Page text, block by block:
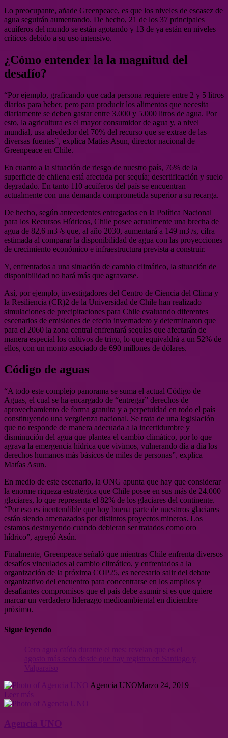
Lo preocupante, añade Greenpeace, es que los niveles de escasez de
agua seguirán aumentando. De hecho, 21 de los 37 principales
acuíferos del mundo se están agotando y 13 de ya están en niveles
críticos debido a su uso intensivo.
¿Cómo entender la la magnitud del
desafío?
“Por ejemplo, graficando que cada persona requiere entre 2 y 5 litros
diarios para beber, pero para producir los alimentos que necesita
diariamente se deben gastar entre 3.000 y 5.000 litros de agua. Por
esto, la agricultura es el mayor consumidor de agua y, a nivel
mundial, usa alrededor del 70% del recurso que se extrae de las
diversas fuentes”, explica Matías Asun, director nacional de
Greenpeace en Chile.
En cuanto a la situación de riesgo de nuestro país, 76% de la
superficie de chilena está afectada por sequía; desertificación y suelo
degradado. En tanto 110 acuíferos del país se encuentran
actualmente con una demanda comprometida superior a su recarga.
De hecho, según antecedentes entregados en la Política Nacional
para los Recursos Hídricos, Chile posee actualmente una brecha de
agua de 82,6 m3 /s que, al año 2030, aumentará a 149 m3 /s, cifra
estimada al comparar la disponibilidad de agua con las proyecciones
de crecimiento económico e infraestructura prevista a construir.
Y, enfrentados a una situación de cambio climático, la situación de
disponibilidad no hará más que agravarse.
Así, por ejemplo, investigadores del Centro de Ciencia del Clima y
la Resiliencia (CR)2 de la Universidad de Chile han realizado
simulaciones de precipitaciones para Chile evaluando diferentes
escenarios de emisiones de efecto invernadero y determinaron que
para el 2060 la zona central enfrentará sequías que afectarán de
manera especial los cultivos de trigo, lo que equivaldrá a un 52% de
ellos, con un monto asociado de 690 millones de dólares.
Código de aguas
“A todo este complejo panorama se suma el actual Código de
Aguas, el cual se ha encargado de “entregar” derechos de
aprovechamiento de forma gratuita y a perpetuidad en todo el país
constituyendo una vergüenza nacional. Se trata de una legislación
que no responde de manera adecuada a la incertidumbre y
disminución del agua que plantea el cambio climático, por lo que
agrava la emergencia hídrica que vivimos, vulnerando día a día los
derechos humanos más básicos de miles de personas”, explica
Matías Asun.
En medio de este escenario, la ONG apunta que hay que considerar
la enorme riqueza estratégica que Chile posee en sus más de 24.000
glaciares, lo que representa el 82% de los glaciares del continente.
“Por eso es inentendible que hoy buena parte de nuestrros glaciares
están siendo amenazados por distintos proyectos mineros. Los
estamos destruyendo cuando debieran ser tratados como oro
hídrico”, agregó Asún.
Finalmente, Greenpeace señaló que mientras Chile enfrenta diversos
desafíos vinculados al cambio climático, y enfrentados a la
organización de la próxima COP25, es necesario salir del debate
organizativo del encuentro para concentrarse en los amplios y
desafiantes compromisos que el país debe asumir si es que quiere
marcar un verdadero liderazgo medioambiental en diciembre
próximo.
Sigue leyendo
Agencia UNOMarzo 24, 2019
Agencia UNO